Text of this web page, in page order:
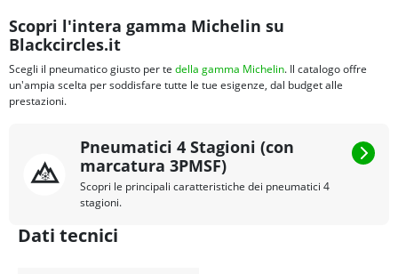
Scopri l'intera gamma Michelin su
Blackcircles.it
Scegli il pneumatico giusto per te della gamma Michelin. Il catalogo offre
un'ampia scelta per soddisfare tutte le tue esigenze, dal budget alle
prestazioni.
Pneumatici 4 Stagioni (con
marcatura 3PMSF)
Scopri le principali caratteristiche dei pneumatici 4
stagioni.
Dati tecnici